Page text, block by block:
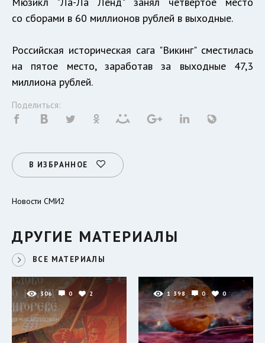
со сборами в 60 миллионов рублей в выходные.
Российская историческая сага "Викинг" сместилась
на пятое место, заработав за выходные 47,3
миллиона рублей.
Поделиться:
В ИЗБРАННОЕ
Новости СМИ2
ДРУГИЕ МАТЕРИАЛЫ
ВСЕ МАТЕРИАЛЫ
306 0 2 1 398 0 0